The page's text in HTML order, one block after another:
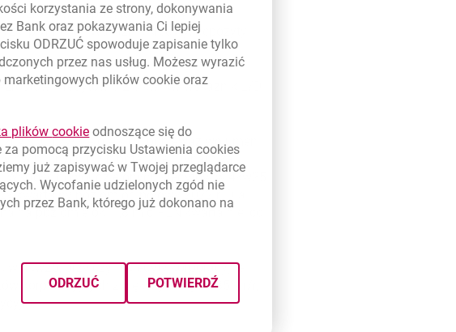
wzrostowi depozytów. Łączny portfel
płynności. Wskaźnik kredyty/depozyty
kredytów o 2% kw/kw wskaźnik L/D
skurczył się o 4% r/r, ponieważ wolumen
innych niż hipoteczne. Dynamika
nowoudzielonych kredytów w 4kw25
kwartalny poziom od połowy 2022 r. Dla
na poziomie ok. 1,8 mld PLN kwartalnie, co
w 4kw25, przy czym kredyty korporacyjne
korporacyjnych zwiększyła się o 135% r/r,
korzystania ze strony, dokonywania
Bank oraz pokazywania Ci lepiej
ODRZUĆ spowoduje zapisanie tylko
przez nas usług. Możesz wyrazić
marketingowych plikówcookie oraz
plikówcookielink otwiera się w nowym oknie
odnoszące się do
za pomocą przycisku Ustawieniacookies
już zapisywać w Twojej przeglądarce
Wycofanie udzielonych zgód nie
przez Bank, którego już dokonano na
ODRZUĆ POTWIERDŹ